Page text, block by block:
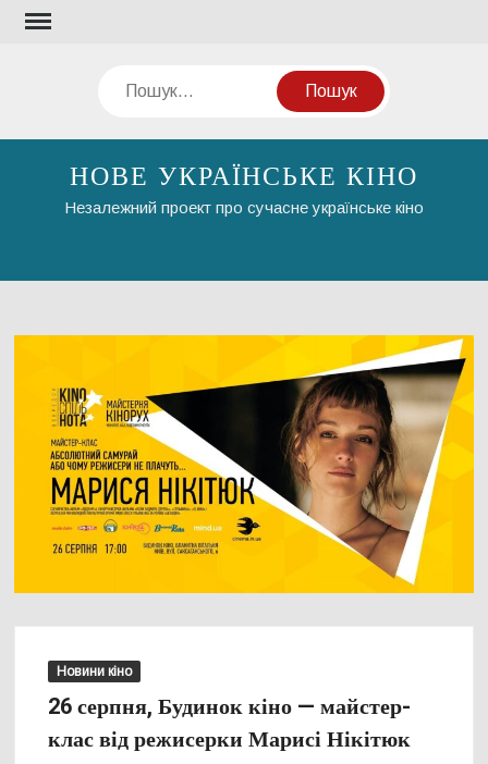
Перейти
Пошук
НОВЕ УКРАЇНСЬКЕ КІНО
Незалежний проект про сучасне українське кіно
Новини кіно
26 серпня, Будинок кіно — майстер-
клас від режисерки Марисі Нікітюк